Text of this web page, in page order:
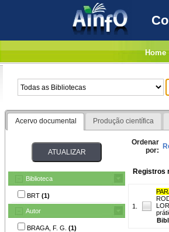
Home
Acervo documental Produção científica
Biblioteca
BRT (1)
Autor
BRAGA, F. G. (1)
Ordenar
por:
Registros
1.